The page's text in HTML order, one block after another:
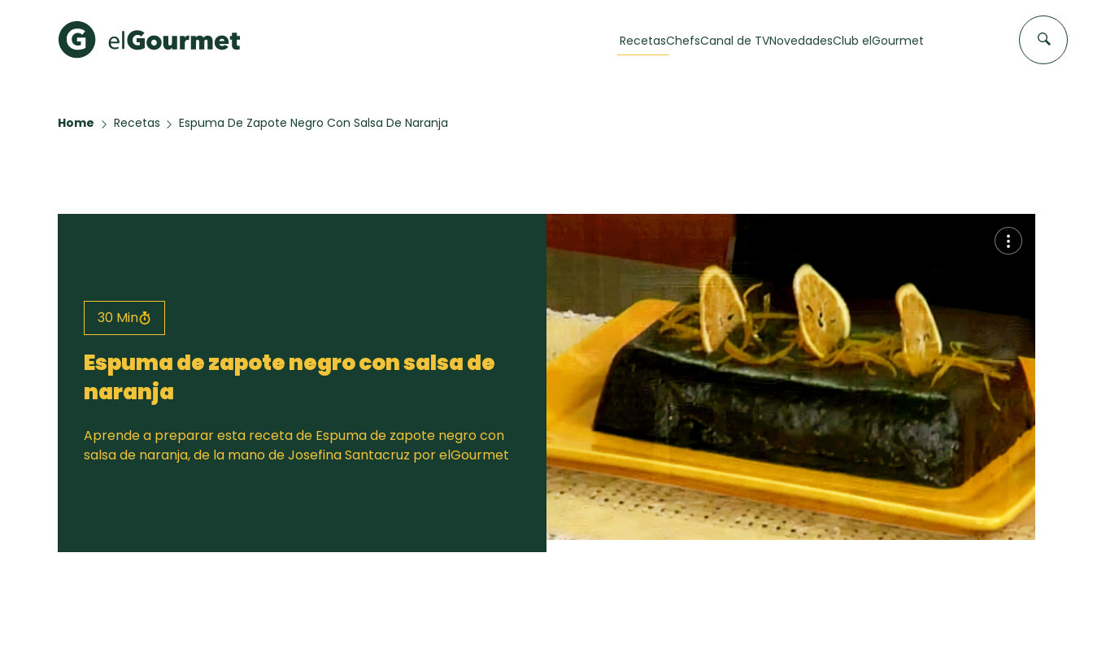
Recetas
curada y queso
casero
30 min
EMPANADAS DE
CARNE
60 min
FLAN CASERO
50 min
Todas las recetas
ChefsCanal de TVNovedadesClub elGourmet
Home Recetas Espuma De Zapote Negro Con Salsa De Naranja
30 Min
Espuma de zapote negro con salsa de
naranja
Aprende a preparar esta receta de Espuma de zapote negro con
salsa de naranja, de la mano de Josefina Santacruz por elGourmet